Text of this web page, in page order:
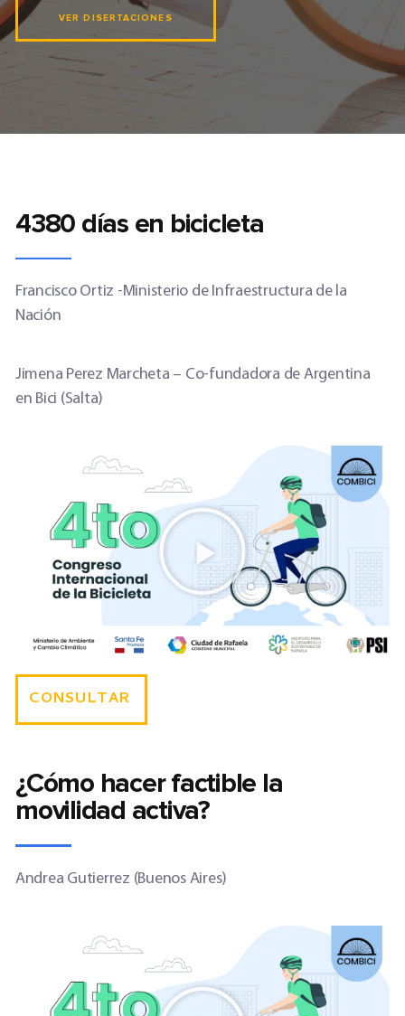
VER DISERTACIONES
4380 días en bicicleta
Francisco Ortiz -Ministerio de Infraestructura de la
Nación
Jimena Perez Marcheta – Co-fundadora de Argentina
en Bici (Salta)
CONSULTAR
¿Cómo hacer factible la
movilidad activa?
Andrea Gutierrez (Buenos Aires)